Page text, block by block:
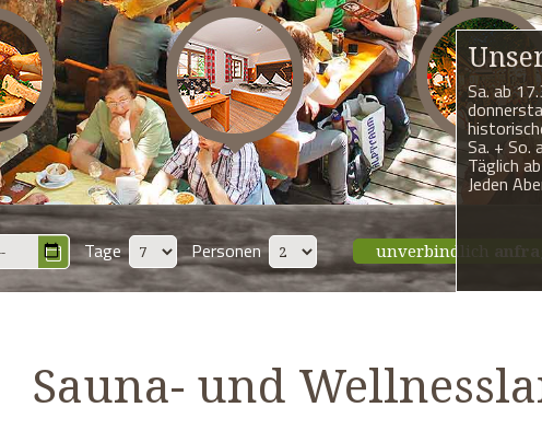
Tage Personen unverbindlich
Sa. ab
Sa. + So.
Täglich
Jeden
Sauna- und